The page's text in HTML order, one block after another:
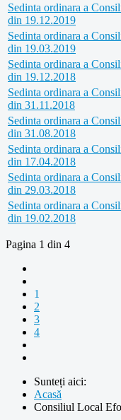
Sedinta ordinara a
din 19.12.2019
Sedinta ordinara a
din 19.03.2019
Sedinta ordinara a
din 19.12.2018
Sedinta ordinara a
din 31.11.2018
Sedinta ordinara a
din 31.08.2018
Sedinta ordinara a
din 17.04.2018
Sedinta ordinara a
din 29.03.2018
Sedinta ordinara a
din 19.02.2018
Pagina 1 din 4
1
2
3
4
Sunteți aici:
Acasă
Consiliul Local